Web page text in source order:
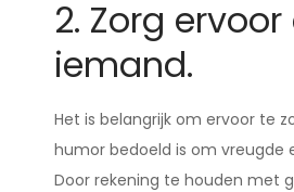
2. Zorg
iemand.
Het is belangrijk om ervoor te
humor bedoeld is om vreugde
Door rekening te houden met